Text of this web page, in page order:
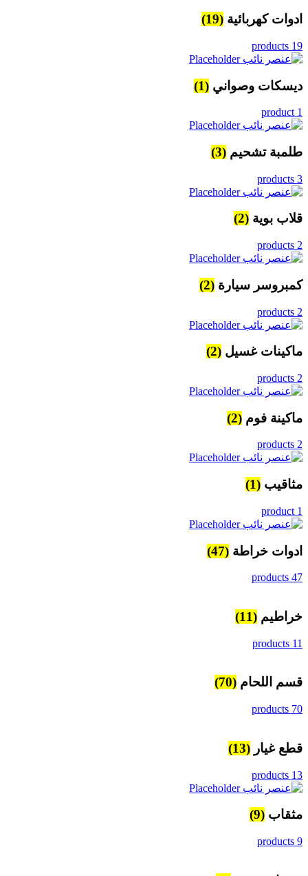
ادوات كهربائية (19)
19 products
ديسكات وصواني (1)
1 product
طلمبة تشحيم (3)
3 products
قلاب بوية (2)
2 products
كمبروسر سيارة (2)
2 products
ماكينات غسيل (2)
2 products
ماكينة فوم (2)
2 products
مثاقيب (1)
1 product
ادوات خراطة (47)
47 products
خراطيم (11)
11 products
قسم اللحام (70)
70 products
قطع غيار (13)
13 products
مثقاب (9)
9 products